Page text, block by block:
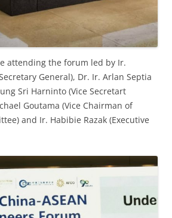
attending the forum led by Ir.
General), Dr. Ir. Arlan Septia
Sri Harninto (Vice Secretart
Goutama (Vice Chairman of
and Ir. Habibie Razak (Executive